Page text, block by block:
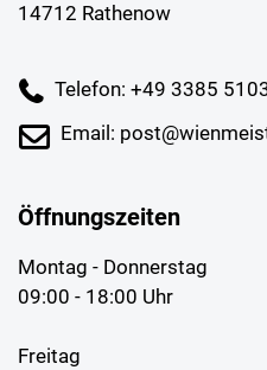
14712 Rathenow
Telefon: +49 3385
Email:
Öffnungszeiten
Montag - Donnerstag
09:00 - 18:00 Uhr
Freitag